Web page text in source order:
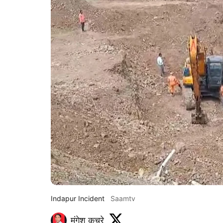
Indapur Incident Saamtv
मंगेश कचरे